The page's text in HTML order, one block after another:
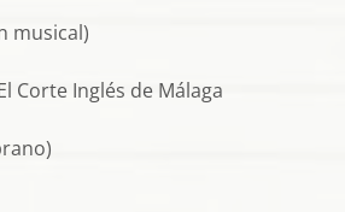
musical)
Corte Inglés de Málaga